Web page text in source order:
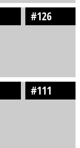
#126
#111